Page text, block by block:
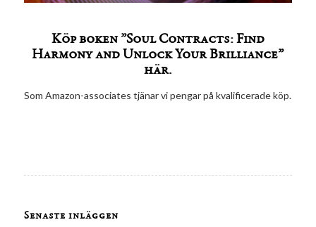
Köp boken ”Soul Contracts: Find
Harmony and Unlock Your Brilliance”
här.
Som Amazon-associates tjänar vi pengar på kvalificerade köp.
Senaste inläggen